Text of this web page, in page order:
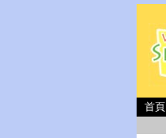
首頁